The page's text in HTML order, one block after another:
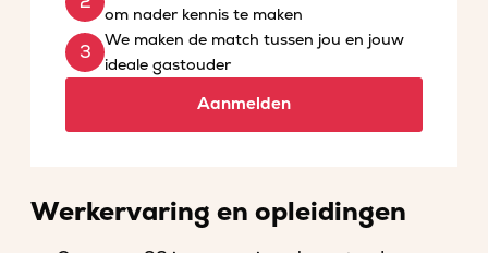
om nader kennis te maken
We maken de match tussen jou en jouw
ideale gastouder
Aanmelden
Werkervaring en opleidingen